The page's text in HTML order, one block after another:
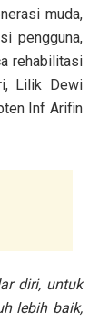
muda,
pengguna,
rehabilitasi
Lilik Dewi
Inf Arifin
diri, untuk
lebih baik,